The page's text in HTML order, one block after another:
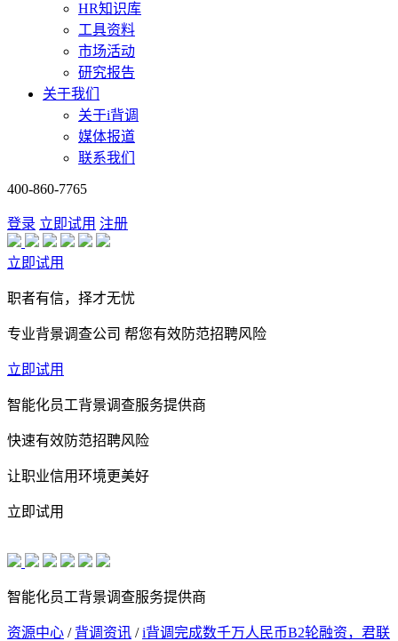
HR知识库
工具资料
市场活动
研究报告
关于我们
关于i背调
媒体报道
联系我们
400-860-7765
登录 立即试用 注册
立即试用
职者有信，择才无忧
专业背景调查公司 帮您有效防范招聘风险
立即试用
智能化员工背景调查服务提供商
快速有效防范招聘风险
让职业信用环境更美好
立即试用
智能化员工背景调查服务提供商
资源中心 / 背调资讯 /i背调完成数千万人民币B2轮融资，君联